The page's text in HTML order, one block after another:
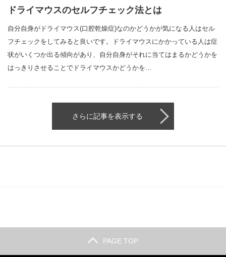
ドライマウスのセルフチェック法とは
自分自身がドライマウス(口腔乾燥症)なのかどうかが気になる人はセル
フチェックをしてみると良いです。ドライマウスにかかっている人は症
状がいくつか出る傾向があり、自分自身がそれに当てはまるかどうかを
はっきりさせることでドライマウスかどうかを…
さらに記事を表示する
PAGE TOP